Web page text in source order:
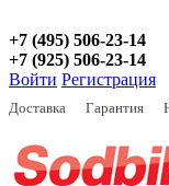
+7 (495) 506-23-14
+7 (925) 506-23-14
Войти Регистрация
Доставка Гарантия